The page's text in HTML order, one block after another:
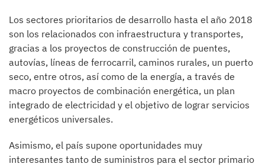
Los sectores prioritarios de desarrollo hasta el año 2018
son los relacionados con infraestructura y transportes,
gracias a los proyectos de construcción de puentes,
autovías, líneas de ferrocarril, caminos rurales, un puerto
seco, entre otros, así como de la energía, a través de
macro proyectos de combinación energética, un plan
integrado de electricidad y el objetivo de lograr servicios
energéticos universales.
Asimismo, el país supone oportunidades muy
interesantes tanto de suministros para el sector primario